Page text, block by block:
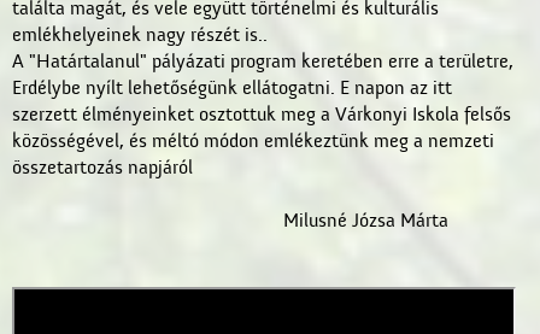
találta magát, és vele együtt történelmi és kulturális
emlékhelyeinek nagy részét is..
A "Határtalanul" pályázati program keretében erre a területre,
Erdélybe nyílt lehetőségünk ellátogatni. E napon az itt
szerzett élményeinket osztottuk meg a Várkonyi Iskola felsős
közösségével, és méltó módon emlékeztünk meg a nemzeti
összetartozás napjáról
Milusné Józsa Márta